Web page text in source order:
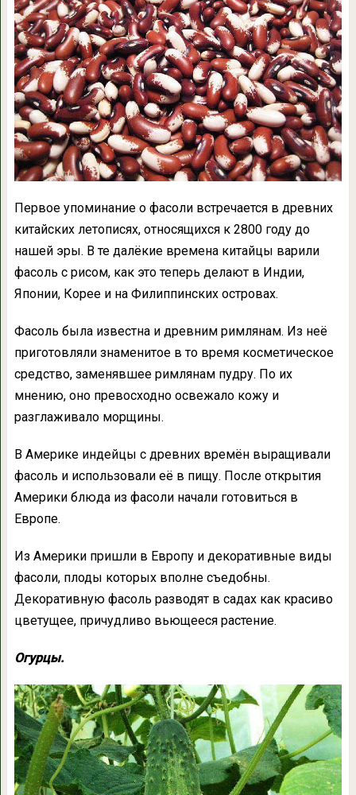
Первое упоминание о фасоли встречается в древних
китайских летописях, относящихся к 2800 году до
нашей эры. В те далёкие времена китайцы варили
фасоль с рисом, как это теперь делают в Индии,
Японии, Корее и на Филиппинских островах.
Фасоль была известна и древним римлянам. Из неё
приготовляли знаменитое в то время косметическое
средство, заменявшее римлянам пудру. По их
мнению, оно превосходно освежало кожу и
разглаживало морщины.
В Америке индейцы с древних времён выращивали
фасоль и использовали её в пищу. После открытия
Америки блюда из фасоли начали готовиться в
Европе.
Из Америки пришли в Европу и декоративные виды
фасоли, плоды которых вполне съедобны.
Декоративную фасоль разводят в садах как красиво
цветущее, причудливо вьющееся растение.
Огурцы.